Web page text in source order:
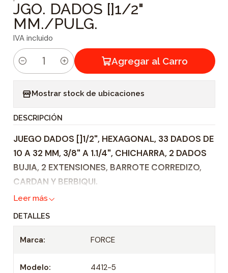
JGO. DADOS []1/2"
MM./PULG.
IVA incluido
C
i
d
a
d
Agregar al Carro
Mostrar stock de ubicaciones
DESCRIPCIÓN
JUEGO DADOS []1/2", HEXAGONAL, 33 DADOS DE
10 A 32 MM, 3/8" A 1.1/4", CHICHARRA, 2 DADOS
BUJIA, 2 EXTENSIONES, BARROTE CORREDIZO,
CARDAN Y BERBIQUI.
Leer más
DETALLES
Marca: FORCE
Modelo: 4412-5